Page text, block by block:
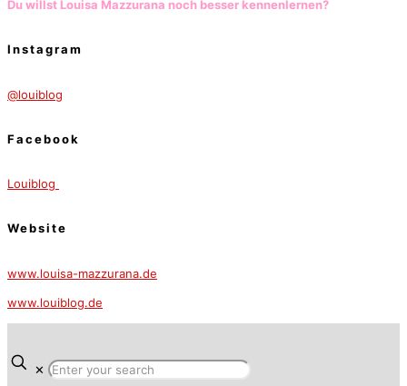
Du willst Louisa Mazzurana noch besser kennenlernen?
Instagram
@louiblog
Facebook
Louiblog
Website
www.louisa-mazzurana.de
www.louiblog.de
✕